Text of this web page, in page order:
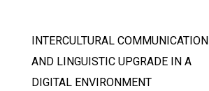
INTERCULTURAL COMMUNICATION
AND LINGUISTIC UPGRADE IN A
DIGITAL ENVIRONMENT